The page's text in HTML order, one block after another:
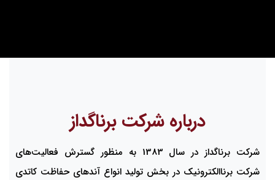
درباره شرکت برناگداز
شرکت برناگداز در سال 1383 به منظور گسترش فعالیت‌های
شرکت برناالکترونیک در بخش تولید انواع آندهای حفاظت کاتدی